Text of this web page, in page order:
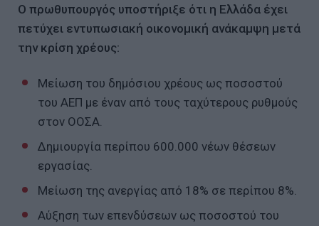
Ο πρωθυπουργός υποστήριξε ότι η Ελλάδα έχει
πετύχει εντυπωσιακή οικονομική ανάκαμψη μετά
την κρίση χρέους:
Μείωση του δημόσιου χρέους ως ποσοστού
του ΑΕΠ με έναν από τους ταχύτερους ρυθμούς
στον ΟΟΣΑ.
Δημιουργία περίπου 600.000 νέων θέσεων
εργασίας.
Μείωση της ανεργίας από 18% σε περίπου 8%.
Αύξηση των επενδύσεων ως ποσοστού του